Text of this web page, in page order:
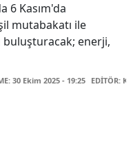
6 Kasım'da
mutabakatı ile
buluşturacak; enerji,
30 Ekim 2025 - 19:25 EDİTÖR: